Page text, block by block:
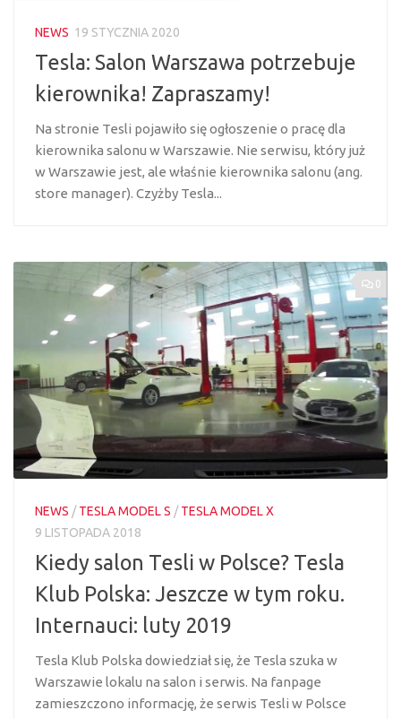
NEWS 19 STYCZNIA 2020
Tesla: Salon Warszawa potrzebuje
kierownika! Zapraszamy!
Na stronie Tesli pojawiło się ogłoszenie o pracę dla
kierownika salonu w Warszawie. Nie serwisu, który już
w Warszawie jest, ale właśnie kierownika salonu (ang.
store manager). Czyżby Tesla...
0
NEWS /TESLA MODEL S /TESLA MODEL X
9 LISTOPADA 2018
Kiedy salon Tesli w Polsce? Tesla
Klub Polska: Jeszcze w tym roku.
Internauci: luty 2019
Tesla Klub Polska dowiedział się, że Tesla szuka w
Warszawie lokalu na salon i serwis. Na fanpage
zamieszczono informację, że serwis Tesli w Polsce